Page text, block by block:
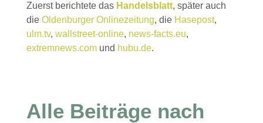
Zuerst berichtete das Handelsblatt, später auch
die Oldenburger Onlinezeitung, die Hasepost,
ulm.tv, wallstreet-online, news-facts.eu,
extremnews.comund hubu.de.
Alle Beiträge nach